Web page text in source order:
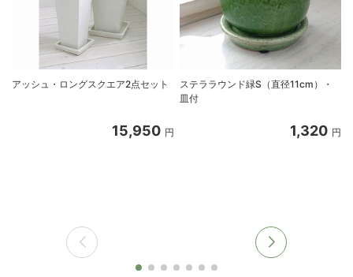
アッシュ・ロングスクエア2点セット
15,950 円
ステララウンド緑S（直径11cm）・
皿付
1,320 円